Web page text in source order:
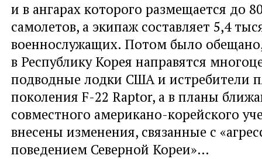
и в ангарах которого размещается до
самолетов, а экипаж составляет 5,4
военнослужащих. Потом было
в Республику Корея направятся
подводные лодки США и истребители
поколения F-22 Raptor, а в планы
совместного американо-корейского
внесены изменения, связанные с
поведением Северной Кореи»…